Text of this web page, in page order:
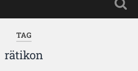
TAG
rätikon